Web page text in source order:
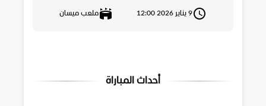
9 يناير 2026 12:00 ملعب ميسان
أحداث المباراة